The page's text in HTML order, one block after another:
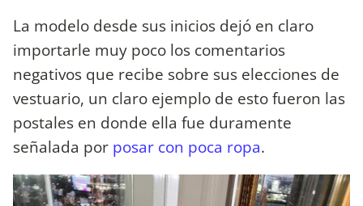
La modelo desde sus inicios dejó en claro
importarle muy poco los comentarios
negativos que recibe sobre sus elecciones de
vestuario, un claro ejemplo de esto fueron las
postales en donde ella fue duramente
señalada por posar con poca ropa.